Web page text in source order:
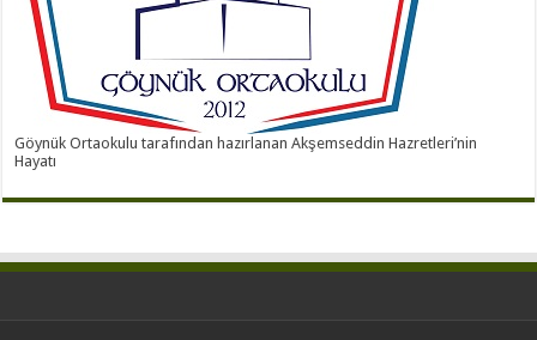
Göynük Ortaokulu tarafından hazırlanan Akşemseddin Hazretleri’nin
Hayatı